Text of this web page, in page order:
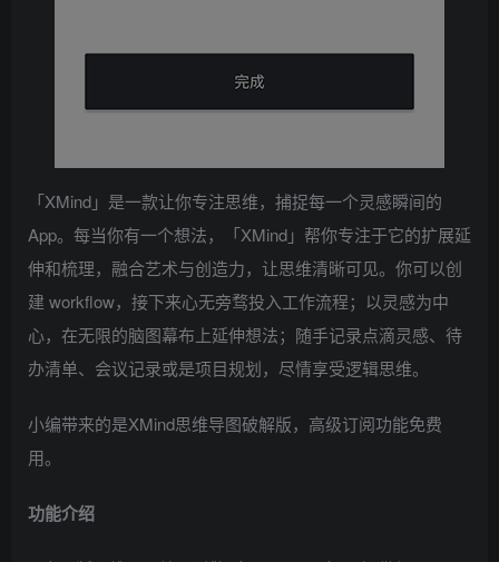
「XMind」是一款让你专注思维，捕捉每一个灵感瞬间的
App。每当你有一个想法，「XMind」帮你专注于它的扩展延
伸和梳理，融合艺术与创造力，让思维清晰可见。你可以创
建 workflow，接下来心无旁骛投入工作流程；以灵感为中
心，在无限的脑图幕布上延伸想法；随手记录点滴灵感、待
办清单、会议记录或是项目规划，尽情享受逻辑思维。
小编带来的是XMind思维导图破解版，高级订阅功能免费
用。
功能介绍